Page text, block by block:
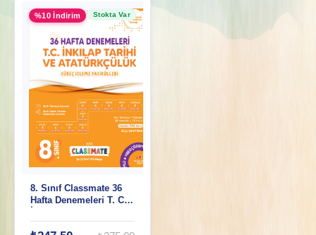
%10 İndirim Stokta Var
8. Sınıf Classmate 36
Hafta Denemeleri T. C.
Atatürkçülük Süreç İz.